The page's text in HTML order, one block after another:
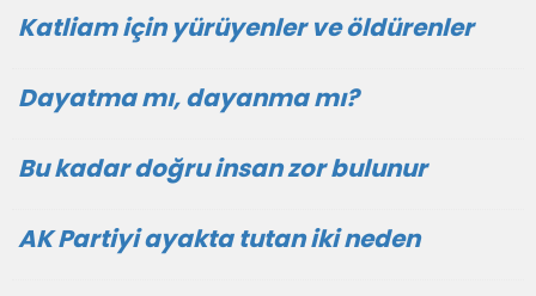
Katliam için yürüyenler ve öldürenler
Dayatma mı, dayanma mı?
Bu kadar doğru insan zor bulunur
AK Partiyi ayakta tutan iki neden